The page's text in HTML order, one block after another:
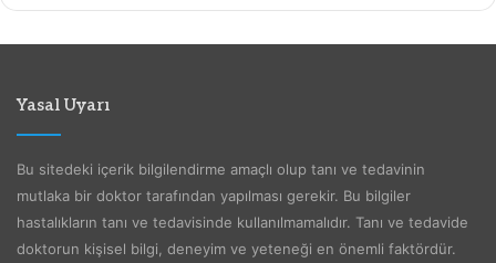
Yasal Uyarı
Bu sitedeki içerik bilgilendirme amaçlı olup tanı ve tedavinin
mutlaka bir doktor tarafından yapılması gerekir. Bu bilgiler
hastalıkların tanı ve tedavisinde kullanılmamalıdır. Tanı ve tedavide
doktorun kişisel bilgi, deneyim ve yeteneği en önemli faktördür.